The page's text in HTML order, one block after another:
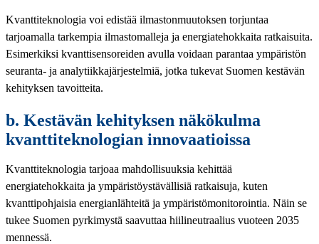
Kvanttiteknologia voi edistää ilmastonmuutoksen torjuntaa
tarjoamalla tarkempia ilmastomalleja ja energiatehokkaita ratkaisuita.
Esimerkiksi kvanttisensoreiden avulla voidaan parantaa ympäristön
seuranta- ja analytiikkajärjestelmiä, jotka tukevat Suomen kestävän
kehityksen tavoitteita.
b. Kestävän kehityksen näkökulma
kvanttiteknologian innovaatioissa
Kvanttiteknologia tarjoaa mahdollisuuksia kehittää
energiatehokkaita ja ympäristöystävällisiä ratkaisuja, kuten
kvanttipohjaisia energianlähteitä ja ympäristömonitorointia. Näin se
tukee Suomen pyrkimystä saavuttaa hiilineutraalius vuoteen 2035
mennessä.